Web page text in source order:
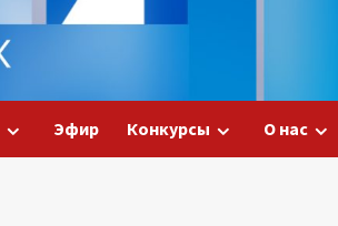
Эфир Конкурсы О нас